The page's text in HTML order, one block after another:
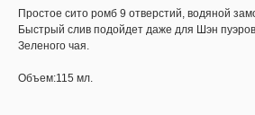
Простое сито ромб 9 отверстий, водяной
Быстрый слив подойдет даже для Шэн
Зеленого чая.
Объем:115 мл.